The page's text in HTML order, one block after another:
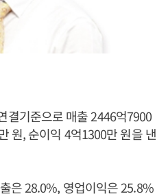
결기준으로 매출 2446억7900
원, 순이익 4억1300만 원을 낸
은 28.0%, 영업이익은 25.8%